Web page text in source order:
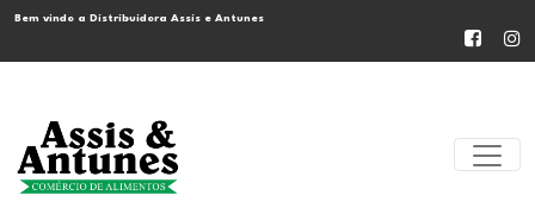
Bem vindo a Distribuidora Assis e Antunes